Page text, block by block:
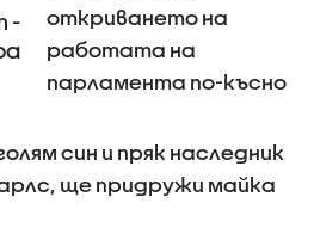
-
откриването на
работата на
парламента по-късно
син и пряк наследник
ще придружи майка